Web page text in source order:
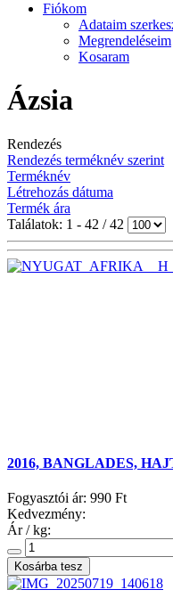
Fiókom
Adataim
Megrendeléseim
Kosaram
Ázsia
Rendezés
Rendezés terméknév szerint
Terméknév
Létrehozás dátuma
Termék ára
Találatok: 1 - 42 / 42
2016, BANGLADES,
Fogyasztói ár: 990 Ft
Kedvezmény:
Ár / kg: